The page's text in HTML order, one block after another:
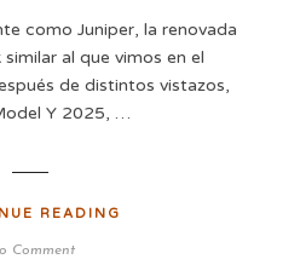
como Juniper, la renovada
al que vimos en el
de distintos vistazos,
Y 2025, …
READING
Comment